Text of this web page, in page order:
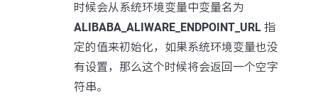
时候会从系统环境变量中变量名为
ALIBABA_ALIWARE_ENDPOINT_URL 指
定的值来初始化，如果系统环境变量也没
有设置，那么这个时候将会返回一个空字
符串。